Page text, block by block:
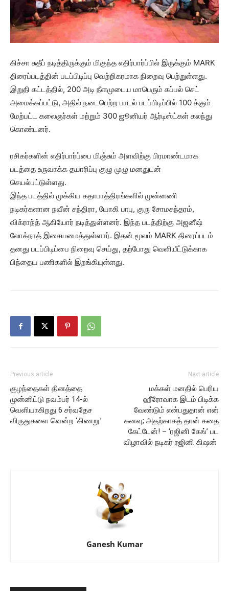
கிச்சா சுதீப் நடித்திருக்கும் மிகுந்த எதிர்பார்ப்பில் இருக்கும் MARK
திரைப்படத்தின் படப்பிடிப்பு வெற்றிகரமாக நிறைவு பெற்றுள்ளது.
இறுதி கட்டத்தில், 200 அடி நீளமுடைய மாபெரும் கப்பல் செட்
அமைக்கப்பட்டு, அதில் நடைபெற்ற பாடல் படப்பிடிப்பில் 100 க்கும்
மேற்பட்ட கலைஞர்கள் மற்றும் 300 ஜூனியர் ஆர்டிஸ்ட்கள் கலந்து
கொண்டனர்.
ரசிகர்களின் எதிர்பார்ப்பை மிஞ்சும் அளவிற்கு பிரமாண்டமாக
படத்தை உருவாக்க தயாரிப்பு குழு முழு மனதுடன்
செயல்பட்டுள்ளது.
இந்த படத்தில் முக்கிய கதாபாத்திரங்களில் முன்னணி
நடிகர்களான நவீன் சந்திரா, யோகி பாபு, குரு சோமசுந்தரம்,
விக்ராந்த் ஆகியோர் நடித்துள்ளனர். இந்த படத்திற்கு அஜனீஷ்
லோக்நாத் இசையமைத்துள்ளார். இதன் மூலம் MARK திரைப்படம்
தனது படப்பிடிப்பை நிறைவு செய்து, தற்போது வெளியீட்டுக்காக
பிந்தைய பணிகளில் இறங்கியுள்ளது.
Previous article
குழந்தைகள் தினத்தை
முன்னிட்டு நவம்பர் 14-ல்
வெளியாகிறது 6 சர்வதேச
விருதுகளை வென்ற ‘கிணறு.’
Next article
மக்கள் மனதில் பெரிய
ஹீரோவாக இடம் பிடிக்க
வேண்டும் என்பதுதான் என்
கனவு; அதற்காகத் தான் கதை
கேட்டேன்! – ‘ரஜினி கேங்’ பட
விழாவில் நடிகர் ரஜினி கிஷன்
Ganesh Kumar